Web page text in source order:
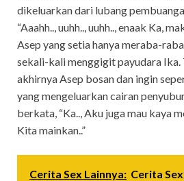
dikeluarkan dari lubang
“Aaahh.., uuhh.., uuhh.., enaak Ka,
Asep yang setia hanya meraba-
sekali-kali menggigit payudara
akhirnya Asep bosan dan ingin
yang mengeluarkan cairan
berkata, “Ka.., Aku juga mau kaya
Kita mainkan..”
Cerita Sex Lainnya: Cerita Sex